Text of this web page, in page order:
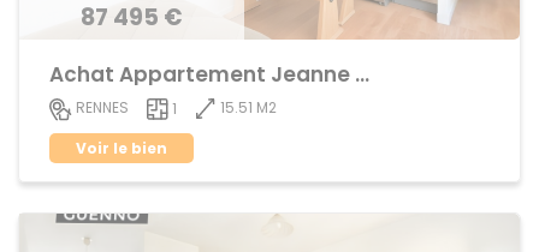
87 495 €
Achat Appartement Jeanne d'Arc
RENNES 1
15.51 M2
Voir le bien